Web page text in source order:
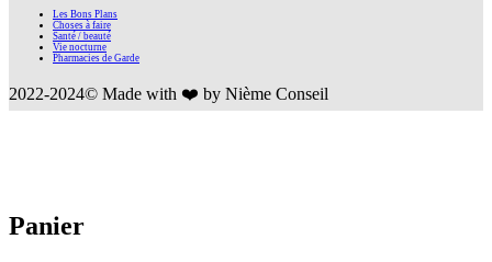
Les Bons Plans
Choses à faire
Santé / beauté
Vie nocturne
Pharmacies de Garde
2022-2024© Made with ❤️ by Nième Conseil
Panier